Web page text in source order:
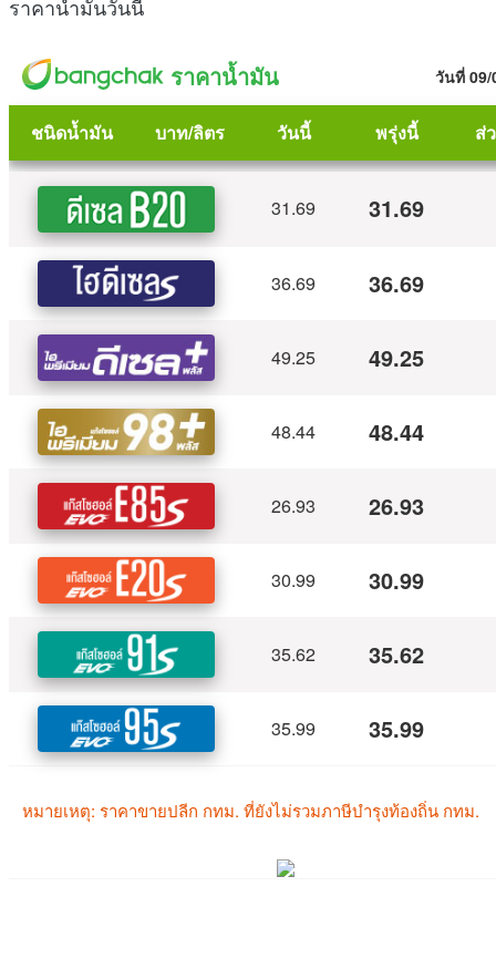
ราคาน้ำมันวันนี้